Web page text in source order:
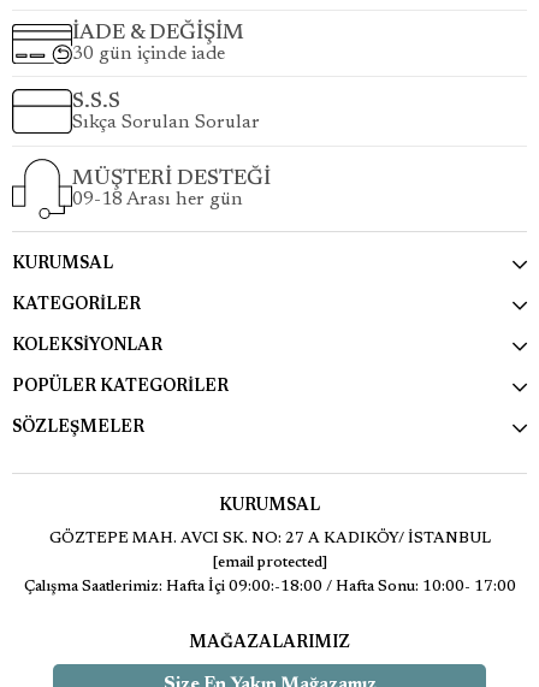
İADE & DEĞİŞİM
30 gün içinde iade
S.S.S
Sıkça Sorulan Sorular
MÜŞTERİ DESTEĞİ
09-18 Arası her gün
KURUMSAL
KATEGORİLER
KOLEKSİYONLAR
POPÜLER KATEGORİLER
SÖZLEŞMELER
KURUMSAL
GÖZTEPE MAH. AVCI SK. NO: 27 A KADIKÖY/ İSTANBUL
[email protected]
Çalışma Saatlerimiz: Hafta İçi 09:00:-18:00 / Hafta Sonu: 10:00- 17:00
MAĞAZALARIMIZ